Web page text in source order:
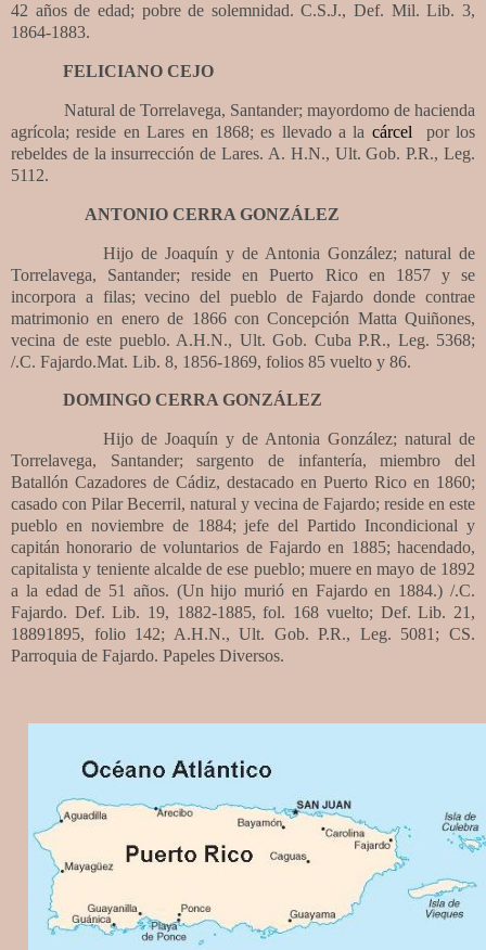
42 años de edad; pobre de solemnidad. C.S.J., Def. Mil. Lib. 3,
1864-1883.
FELICIANO CEJO
Natural de Torrelavega, Santander; mayordomo de hacienda
agrícola; reside en Lares en 1868; es llevado a la cárcel
por los
rebeldes de la insurrección de Lares. A. H.N., Ult. Gob. P.R., Leg.
5112.
ANTONIO CERRA GONZÁLEZ
Hijo de Joaquín y de Antonia González; natural de
Torrelavega, Santander; reside en Puerto Rico en 1857 y se
incorpora a filas; vecino del pueblo de Fajardo donde contrae
matrimonio en enero de 1866 con Concepción Matta Quiñones,
vecina de este pueblo. A.H.N., Ult. Gob. Cuba P.R., Leg. 5368;
/.C. Fajardo.Mat. Lib. 8, 1856-1869, folios 85 vuelto y 86.
DOMINGO CERRA GONZÁLEZ
Hijo de Joaquín y de Antonia González; natural de
Torrelavega, Santander; sargento de infantería, miembro del
Batallón Cazadores de Cádiz, destacado en Puerto Rico en 1860;
casado con Pilar Becerril, natural y vecina de Fajardo; reside en este
pueblo en noviembre de 1884; jefe del Partido Incondicional y
capitán honorario de voluntarios de Fajardo en 1885; hacendado,
capitalista y teniente alcalde de ese pueblo; muere en mayo de 1892
a la edad de 51 años. (Un hijo murió en Fajardo en 1884.) /.C.
Fajardo. Def. Lib. 19, 1882-1885, fol. 168 vuelto; Def. Lib. 21,
18891895, folio 142; A.H.N., Ult. Gob. P.R., Leg. 5081; CS.
Parroquia de Fajardo. Papeles Diversos.